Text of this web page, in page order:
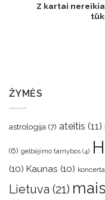
Z kartai
ŽYMĖS
astrologija (7) ateitis (11)
(6) gelbėjimo tarnybos (4)
(10) Kaunas (10)
Lietuva (21)